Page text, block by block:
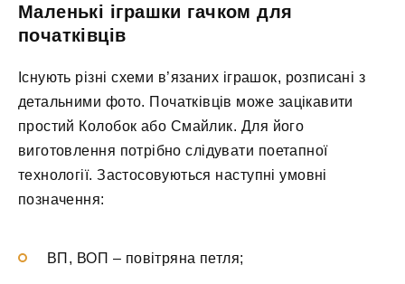
Маленькі іграшки гачком для
початківців
Існують різні схеми в’язаних іграшок, розписані з
детальними фото. Початківців може зацікавити
простий Колобок або Смайлик. Для його
виготовлення потрібно слідувати поетапної
технології. Застосовуються наступні умовні
позначення:
ВП, ВОП – повітряна петля;